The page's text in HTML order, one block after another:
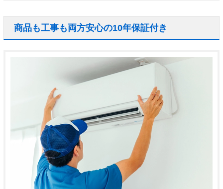
商品も工事も両方安心の10年保証付き